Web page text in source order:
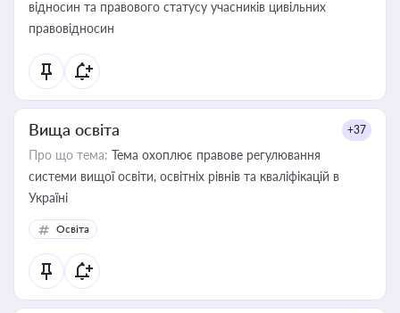
відносин та правового статусу учасників цивільних
правовідносин
Вища освіта +37
Про що тема: Тема охоплює правове регулювання
системи вищої освіти, освітніх рівнів та кваліфікацій в
Україні
Освіта